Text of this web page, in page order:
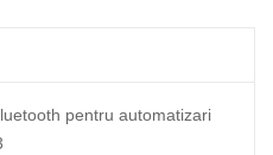
pentru automatizari